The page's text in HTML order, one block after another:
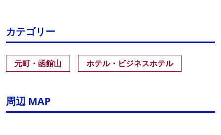
カテゴリー
元町・函館山 ホテル・ビジネスホテル
周辺 MAP